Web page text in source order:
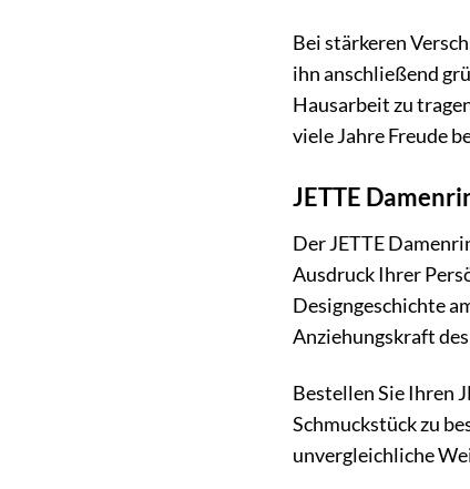
Bei stärkeren
ihn anschließend
Hausarbeit zu
viele Jahre Freude
JETTE
Der JETTE
Ausdruck Ihrer
Designgeschichte
Anziehungskraft
Bestellen Sie Ihren
Schmuckstück zu
unvergleichliche